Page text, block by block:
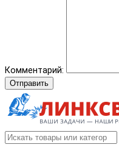
Комментарий:
Отправить